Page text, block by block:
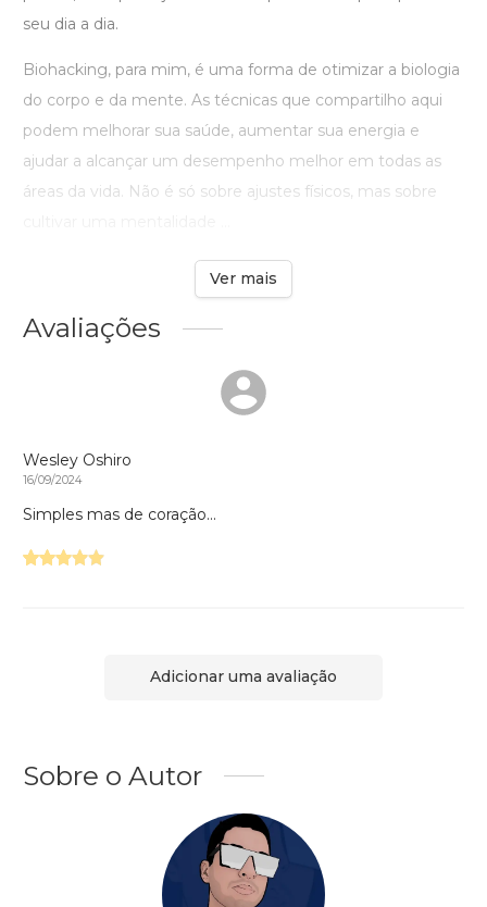
seu dia a dia.
Biohacking, para mim, é uma forma de otimizar a biologia
do corpo e da mente. As técnicas que compartilho aqui
podem melhorar sua saúde, aumentar sua energia e
ajudar a alcançar um desempenho melhor em todas as
áreas da vida. Não é só sobre ajustes físicos, mas sobre
Ver mais
Avaliações
Wesley Oshiro
16/09/2024
Simples mas de coração...
Adicionar uma avaliação
Sobre o Autor